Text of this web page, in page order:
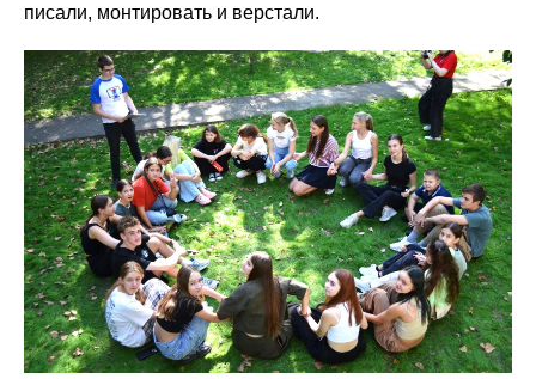
писали, монтировать и верстали.